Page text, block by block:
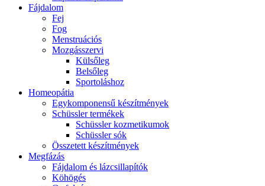
Fájdalom
Fej
Fog
Menstruációs
Mozgásszervi
Külsőleg
Belsőleg
Sportoláshoz
Homeopátia
Egykomponensű készítmények
Schüssler termékek
Schüssler kozmetikumok
Schüssler sók
Összetett készítmények
Megfázás
Fájdalom és lázcsillapítók
Köhögés